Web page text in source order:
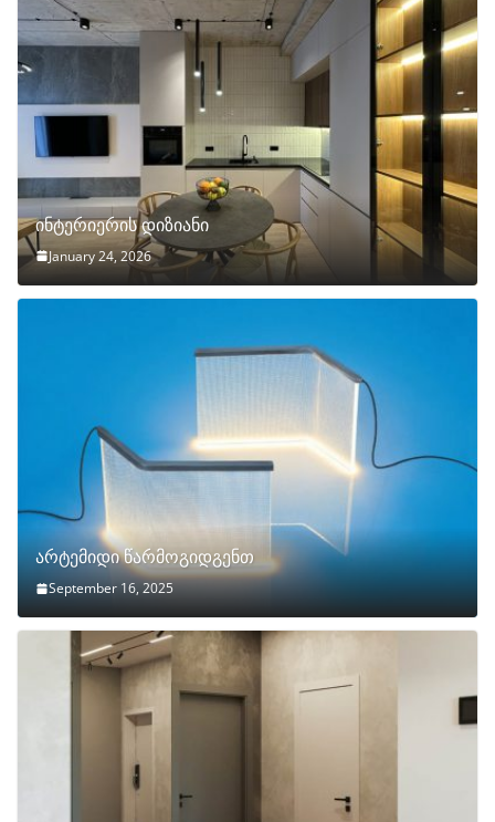
ინტერიერის დიზიანი
January 24, 2026
არტემიდი წარმოგიდგენთ
September 16, 2025